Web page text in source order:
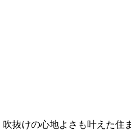
抜けの心地よさも叶えた住